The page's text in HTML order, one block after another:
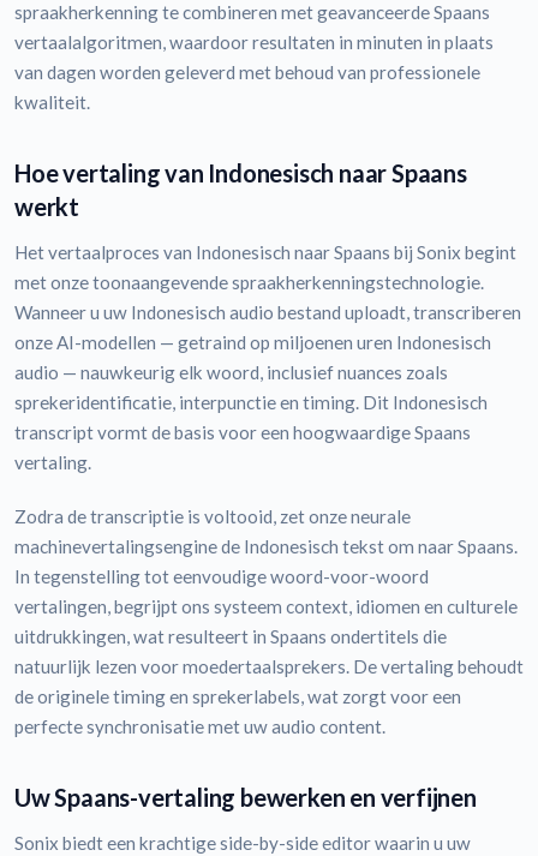
spraakherkenning te combineren met geavanceerde Spaans
vertaalalgoritmen, waardoor resultaten in minuten in plaats
van dagen worden geleverd met behoud van professionele
kwaliteit.
Hoe vertaling van Indonesisch naar Spaans
werkt
Het vertaalproces van Indonesisch naar Spaans bij Sonix begint
met onze toonaangevende spraakherkenningstechnologie.
Wanneer u uw Indonesisch audio bestand uploadt, transcriberen
onze AI-modellen — getraind op miljoenen uren Indonesisch
audio — nauwkeurig elk woord, inclusief nuances zoals
sprekeridentificatie, interpunctie en timing. Dit Indonesisch
transcript vormt de basis voor een hoogwaardige Spaans
vertaling.
Zodra de transcriptie is voltooid, zet onze neurale
machinevertalingsengine de Indonesisch tekst om naar Spaans.
In tegenstelling tot eenvoudige woord-voor-woord
vertalingen, begrijpt ons systeem context, idiomen en culturele
uitdrukkingen, wat resulteert in Spaans ondertitels die
natuurlijk lezen voor moedertaalsprekers. De vertaling behoudt
de originele timing en sprekerlabels, wat zorgt voor een
perfecte synchronisatie met uw audio content.
Uw Spaans-vertaling bewerken en verfijnen
Sonix biedt een krachtige side-by-side editor waarin u uw